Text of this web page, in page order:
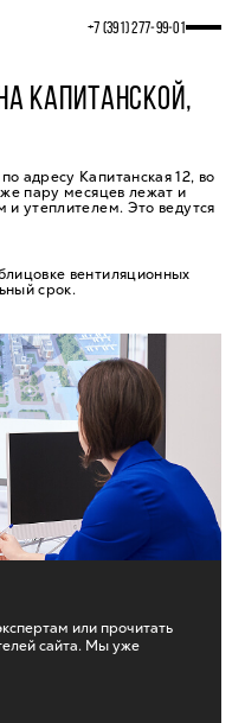
+7 (391) 277‒99‒01
КАПИТАНСКОЙ,
адресу Капитанская 12, во
пару месяцев лежат и
и утеплителем. Это ведутся
вентиляционных
срок.
или прочитать
сайта. Мы уже